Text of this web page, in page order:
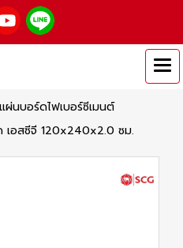
แผ่นบอร์ดไฟเบอร์ซีเมนต์
เอสซีจี 120x240x2.0 ซม.